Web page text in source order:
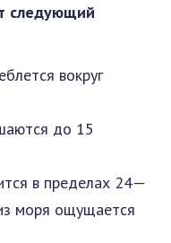
следующий
вокруг
до 15
в пределах 24—
моря ощущается